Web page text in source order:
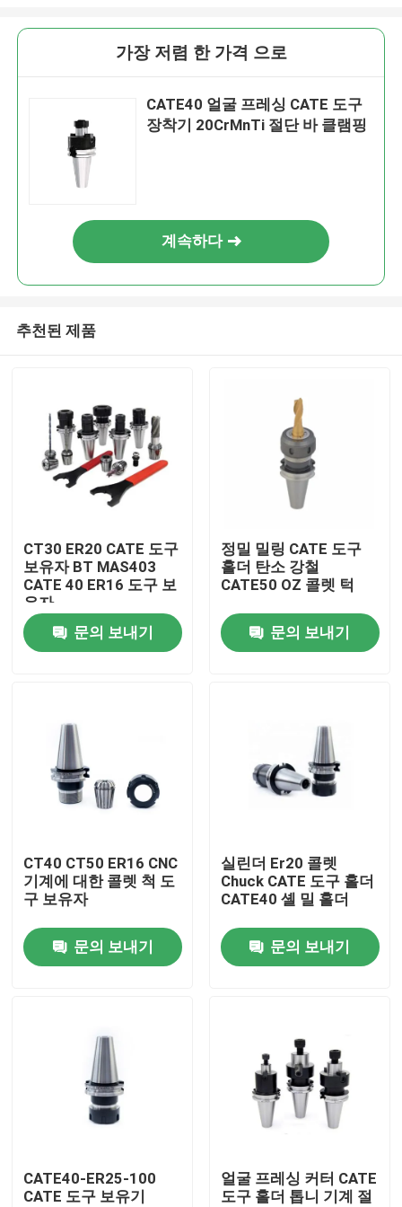
제품
비디오
회사 소개
공장 여행
품질 관리
인용문을 요구하세요
SK 툴 홀더
가장 저렴 한 가격 으로
CATE40 얼굴 프레싱 CATE 도구
장착기 20CrMnTi 절단 바 클램핑
계속하다
추천된 제품
CT30 ER20 CATE 도구
보유자 BT MAS403
CATE 40 ER16 도구 보
유자
문의 보내기
정밀 밀링 CATE 도구
홀더 탄소 강철
CATE50 OZ 콜렛 턱
문의 보내기
CT40 CT50 ER16 CNC
기계에 대한 콜렛 척 도
구 보유자
문의 보내기
실린더 Er20 콜렛
Chuck CATE 도구 홀더
CATE40 셸 밀 홀더
문의 보내기
CATE40-ER25-100
CATE 도구 보유기
얼굴 프레싱 커터 CATE
도구 홀더 톱니 기계 절